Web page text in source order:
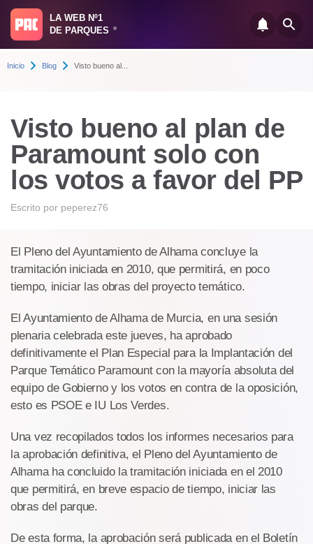
LA WEB Nº1
DE PARQUES
®
Inicio Blog Visto bueno al...
Visto bueno al plan de
Paramount solo con
los votos a favor del PP
Escrito por peperez76
El Pleno del Ayuntamiento de Alhama concluye la
tramitación iniciada en 2010, que permitirá, en poco
tiempo, iniciar las obras del proyecto temático.
El Ayuntamiento de Alhama de Murcia, en una sesión
plenaria celebrada este jueves, ha aprobado
definitivamente el Plan Especial para la Implantación del
Parque Temático Paramount con la mayoría absoluta del
equipo de Gobierno y los votos en contra de la oposición,
esto es PSOE e IU Los Verdes.
Una vez recopilados todos los informes necesarios para
la aprobación definitiva, el Pleno del Ayuntamiento de
Alhama ha concluido la tramitación iniciada en el 2010
que permitirá, en breve espacio de tiempo, iniciar las
obras del parque.
De esta forma, la aprobación será publicada en el Boletín